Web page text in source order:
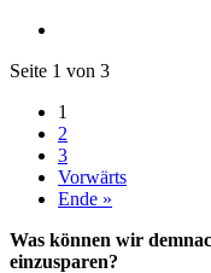
Seite 1 von 3
1
2
3
Vorwärts
Ende »
Was können wir
einzusparen?